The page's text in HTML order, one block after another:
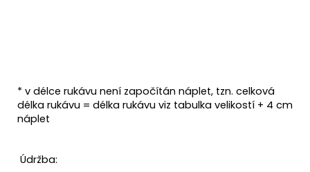
* v délce rukávu není započítán náplet, tzn. celková
délka rukávu = délka rukávu viz tabulka velikostí + 4 cm
náplet
Údržba: